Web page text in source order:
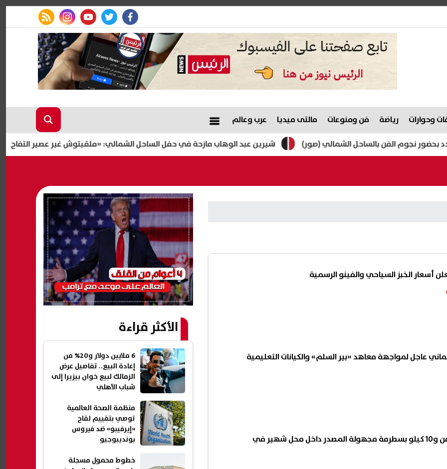
facebook
twitter
youtube
instagram
rss feed
وحوارات رياضة فن ومنوعات مالتى ميديا عرب وعالم
شيرين عبد الوهاب مازحة في حفل الساحل الشمالي: «ملقيتوش غير عصير التفاح ده.. الفن بالساحل الشمالي (صور)
أسعار الخبز السياحي والفينو الرسمية
عاجل لمواجهة معاهد «بير السلم» والكيانات التعليمية
ضبط 50 كيلو جبن متعفن و10 كيلو بسطرمة مجهولة المصدر داخل محل شهير في
الأكثر قراءة
6 ملايين دولار و20% من
إعادة البيع.. تفاصيل عرض
الزمالك لبيع خوان بيزيرا إلى
شباب الأهلي
منظمة الصحة العالمية
توصي بتقييم لقاح
«إيرفيبو» ضد فيروس
بونديبوجيو
خطوط محمول مسجلة